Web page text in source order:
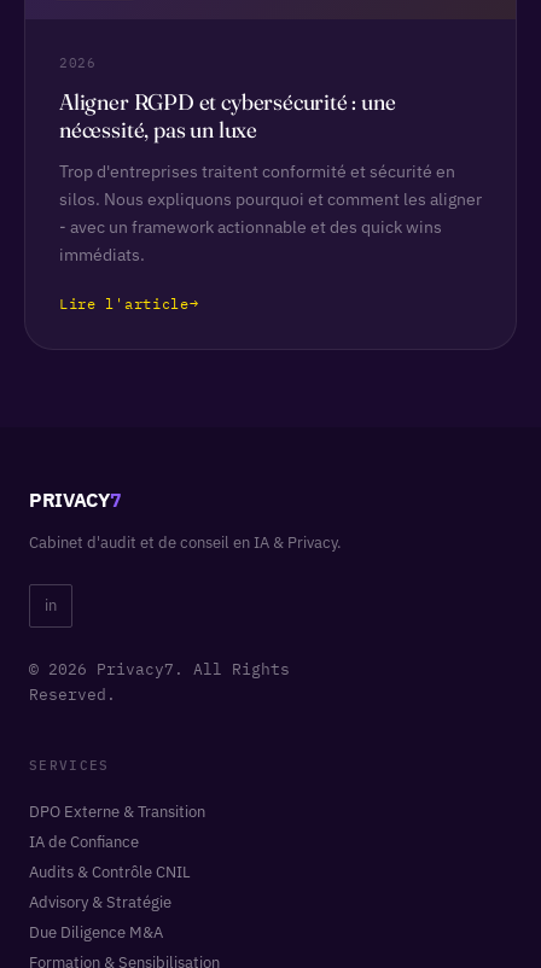
2026
Aligner RGPD et cybersécurité : une
nécessité, pas un luxe
Trop d'entreprises traitent conformité et sécurité en
silos. Nous expliquons pourquoi et comment les aligner
- avec un framework actionnable et des quick wins
immédiats.
Lire l'article→
PRIVACY7
Cabinet d'audit et de conseil en IA & Privacy.
in
© 2026 Privacy7. All Rights
Reserved.
SERVICES
DPO Externe & Transition
IA de Confiance
Audits & Contrôle CNIL
Advisory & Stratégie
Due Diligence M&A
Formation & Sensibilisation